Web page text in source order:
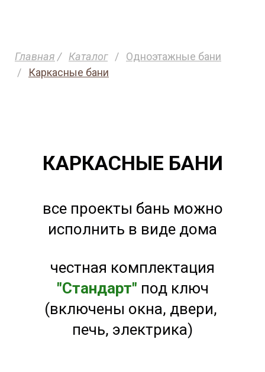
Главная / Каталог/ Одноэтажные бани
/
Каркасные бани
КАРКАСНЫЕ БАНИ
все проекты бань можно
исполнить в виде дома
честная комплектация
"Стандарт" под ключ
(включены окна, двери,
печь, электрика)